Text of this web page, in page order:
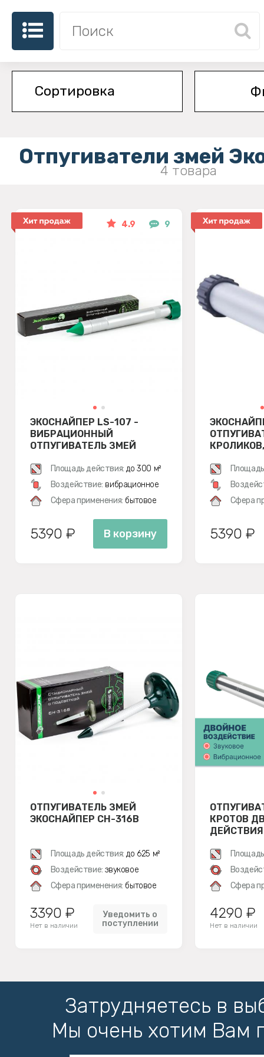
Отпугиватели змей
4 товара
4.9 9
ЭКОСНАЙПЕР LS-107 -
ВИБРАЦИОННЫЙ
ОТПУГИВАТЕЛЬ ЗМЕЙ
Площадь действия: до 300 м²
Воздействие: вибрационное
Сфера применения: бытовое
5390 ₽ В корзину
Сфера
5390 ₽
ОТПУГИВАТЕЛЬ ЗМЕЙ
ЭКОСНАЙПЕР CH-316B
Площадь действия: до 625 м²
Воздействие: звуковое
Сфера применения: бытовое
3390 ₽
Нет в наличии
Уведомить о
поступлении
КРОТОВ
ДЕЙСТВИЯ
Сфера
4290 ₽
Нет в наличии
Затрудняетесь в
Мы очень хотим Вам